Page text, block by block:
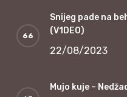
Snijeg pade na
(V1DEO)
22/08/2023
Mujo kuje –